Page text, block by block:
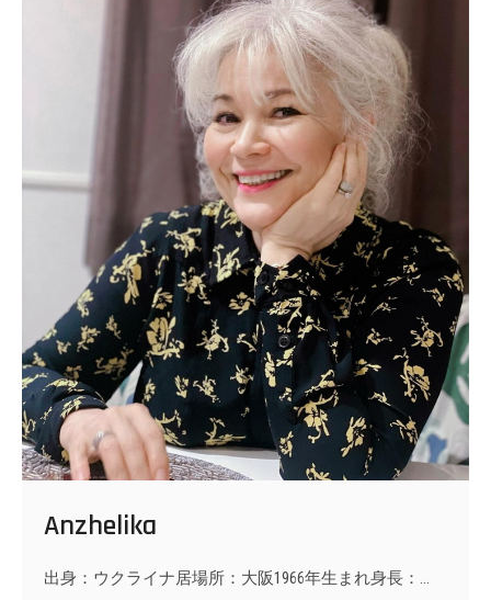
Anzhelika
出身：ウクライナ居場所：大阪1966年生まれ身長：…